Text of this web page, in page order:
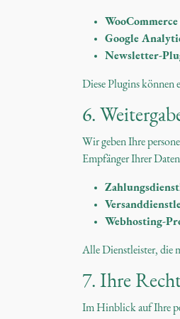
WooCommerce
Google
Newsletter-
Diese Plugins können
6.
Wir geben Ihre
Empfänger Ihrer
Webhosting-
Alle Dienstleister, die
7. Ihre
Im Hinblick auf Ihre